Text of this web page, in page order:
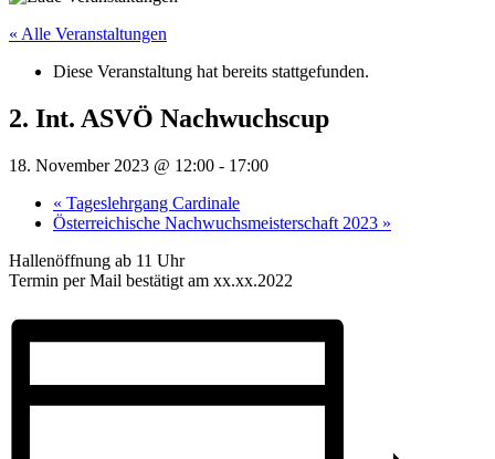
« Alle Veranstaltungen
Diese Veranstaltung hat bereits stattgefunden.
2. Int. ASVÖ Nachwuchscup
18. November 2023 @ 12:00 - 17:00
« Tageslehrgang Cardinale
Österreichische Nachwuchsmeisterschaft 2023 »
Hallenöffnung ab 11 Uhr
Termin per Mail bestätigt am xx.xx.2022